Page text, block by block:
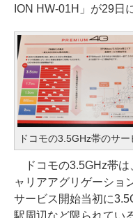
ION HW-01H」が29日
ドコモの3.5GHz帯のサー
ドコモの3.5GHz帯は
ャリアアグリゲーショ
サービス開始当初に
駅周辺など限られてい